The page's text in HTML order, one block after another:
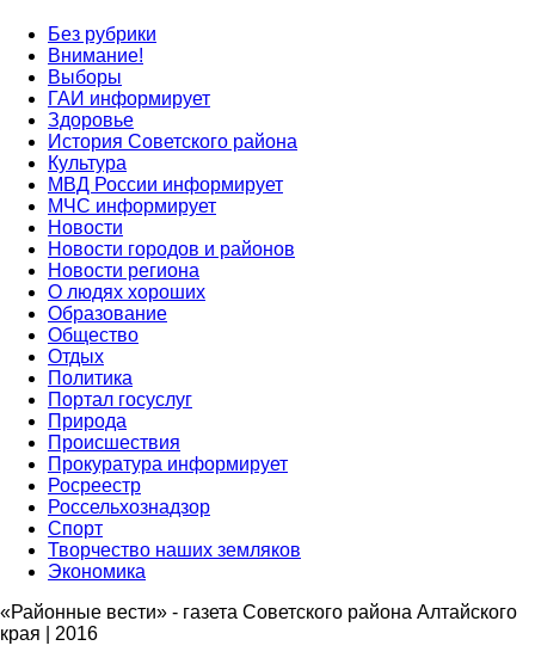
Без рубрики
Внимание!
Выборы
ГАИ информирует
Здоровье
История Советского района
Культура
МВД России информирует
МЧС информирует
Новости
Новости городов и районов
Новости региона
О людях хороших
Образование
Общество
Отдых
Политика
Портал госуслуг
Природа
Происшествия
Прокуратура информирует
Росреестр
Россельхознадзор
Спорт
Творчество наших земляков
Экономика
«Районные вести» - газета Советского района Алтайского
края | 2016